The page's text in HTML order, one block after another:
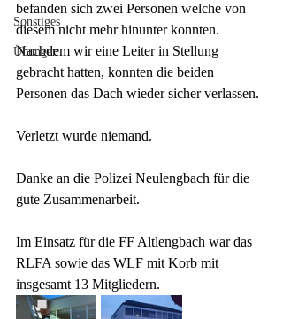
Sonstiges
Übungen
befanden sich zwei Personen welche von
diesem nicht mehr hinunter konnten.
Nachdem wir eine Leiter in Stellung
gebracht hatten, konnten die beiden
Personen das Dach wieder sicher verlassen.
Verletzt wurde niemand.
Danke an die Polizei Neulengbach für die
gute Zusammenarbeit.
Im Einsatz für die FF Altlengbach war das
RLFA sowie das WLF mit Korb mit
insgesamt 13 Mitgliedern.